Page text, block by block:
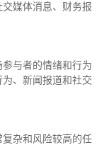
媒体消息、财务报
与者的情绪和行为
、新闻报道和社交
杂和风险较高的任